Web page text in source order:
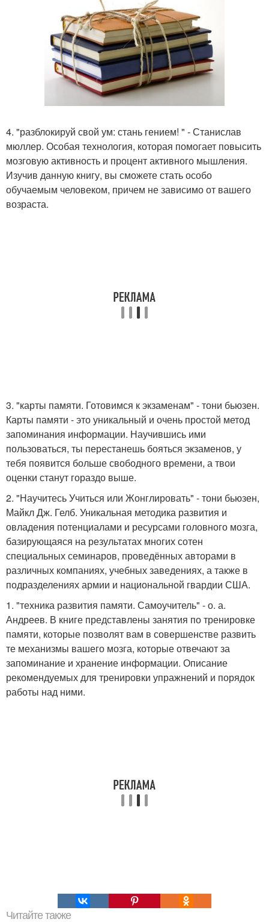
4. "разблокируй свой ум: стань гением! " - Станислав
мюллер. Особая технология, которая помогает повысить
мозговую активность и процент активного мышления.
Изучив данную книгу, вы сможете стать особо
обучаемым человеком, причем не зависимо от вашего
возраста.
3. "карты памяти. Готовимся к экзаменам" - тони бьюзен.
Карты памяти - это уникальный и очень простой метод
запоминания информации. Научившись ими
пользоваться, ты перестанешь бояться экзаменов, у
тебя появится больше свободного времени, а твои
оценки станут гораздо выше.
2. "Научитесь Учиться или Жонглировать" - тони бьюзен,
Майкл Дж. Гелб. Уникальная методика развития и
овладения потенциалами и ресурсами головного мозга,
базирующаяся на результатах многих сотен
специальных семинаров, проведённых авторами в
различных компаниях, учебных заведениях, а также в
подразделениях армии и национальной гвардии США.
1. "техника развития памяти. Самоучитель" - о. а.
Андреев. В книге представлены занятия по тренировке
памяти, которые позволят вам в совершенстве развить
те механизмы вашего мозга, которые отвечают за
запоминание и хранение информации. Описание
рекомендуемых для тренировки упражнений и порядок
работы над ними.
Читайте также